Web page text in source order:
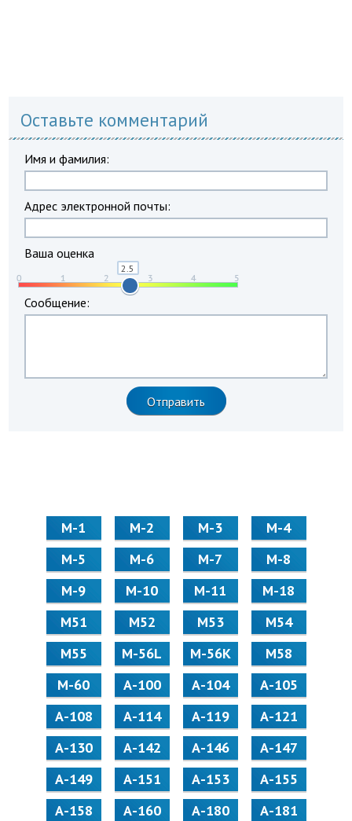
Оставьте комментарий
Имя и фамилия:
Адрес электронной почты:
Ваша оценка
Сообщение:
М-1 М-2 М-3
М-4
М-5
М-6 М-7
М-8
М-9
М-10 М-11
М-18
М51
М52 М53
М54
М55
M-56L M-56K
М58
M-60
А-100 А-104
А-105
А-108
А-114 А-119
А-121
А-130
А-142 А-146
А-147
А-149
А-151 А-153
А-155
А-158
А-160 А-180
А-181